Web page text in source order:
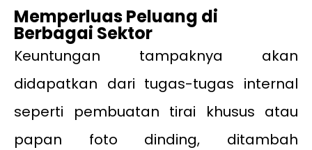
Memperluas Peluang di
Berbagai Sektor
Keuntungan tampaknya akan
didapatkan dari tugas-tugas internal
seperti pembuatan tirai khusus atau
papan foto dinding, ditambah